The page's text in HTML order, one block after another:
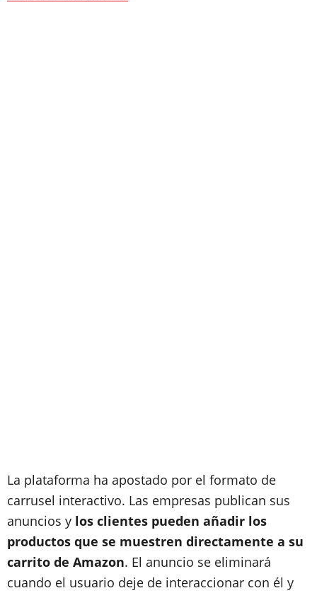
La plataforma ha apostado por el formato de
carrusel interactivo. Las empresas publican sus
anuncios y los clientes pueden añadir los
productos que se muestren directamente a su
carrito de Amazon. El anuncio se eliminará
cuando el usuario deje de interaccionar con él y